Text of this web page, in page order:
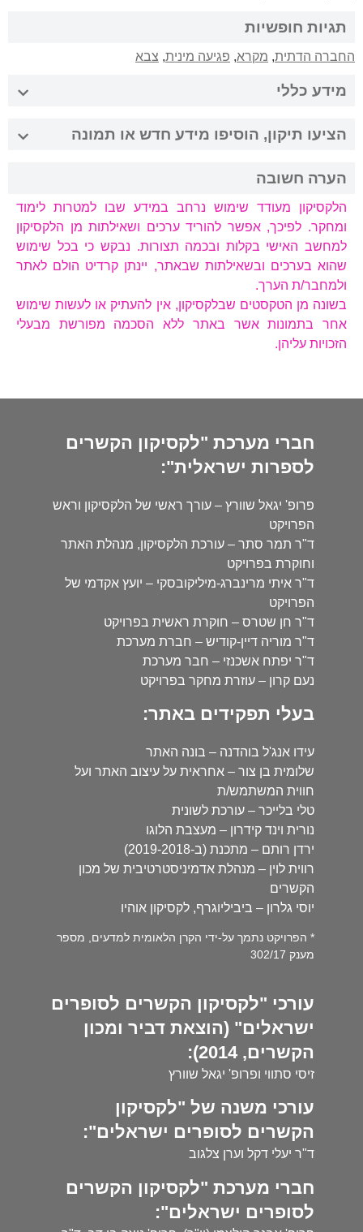
תגיות חופשיות
החברה הדתית, מקרא, פגיעה מינית, צבא
מידע כללי
הציעו תיקון, הוסיפו מידע חדש או תמונה
הערה חשובה
הלקסיקון מעודד שימוש נרחב במידע שבו למטרות לימוד
ומחקר. לפיכך, אפשר להוריד ערכים ושאילתות מן הלקסיקון
למחשב האישי בקלות ובכמה תצורות. נבקש כי בכל שימוש
שהוא בערכים ובשאילתות שבאתר, יינתן קרדיט הולם לאתר
ולמחבר/ת הערך.
בשונה מן הטקסטים שבלקסיקון, אין להעתיק או לעשות שימוש
אחר בתמונות אשר באתר ללא הסכמה מפורשת מבעלי
הזכויות עליהן.
חברי מערכת "לקסיקון הקשרים
לספרות ישראלית":
פרופ' יגאל שוורץ – עורך ראשי של הלקסיקון וראש
הפרויקט
ד"ר תמר סתר – עורכת הלקסיקון, מנהלת האתר
וחוקרת בפרויקט
ד"ר איתי מרינברג-מיליקובסקי – יועץ אקדמי של
הפרויקט
ד"ר חן שטרס – חוקרת ראשית בפרויקט
ד"ר מוריה דיין-קודיש – חברת מערכת
ד"ר יפתח אשכנזי – חבר מערכת
נעם קרון – עוזרת מחקר בפרויקט
בעלי תפקידים באתר:
עידו אנג'ל בוהדנה – בונה האתר
שלומית בן צור – אחראית על עיצוב האתר ועל
חווית המשתמש/ת
טלי בלייכר – עורכת לשונית
נורית וינד קידרון – מעצבת הלוגו
ירדן רותם – מתכנת (ב-2019-2018)
רווית לוין – מנהלת אדמיניסטרטיבית של מכון
הקשרים
יוסי גלרון – ביביליוגרף, לקסיקון אוהיו
* הפרויקט נתמך על-ידי הקרן הלאומית למדעים, מספר
מענק 302/17
עורכי "לקסיקון הקשרים לסופרים
ישראלים" (הוצאת דביר ומכון
הקשרים, 2014):
זיסי סתווי ופרופ' יגאל שוורץ
עורכי משנה של "לקסיקון
הקשרים לסופרים ישראלים":
ד"ר יעלי דקל וערן צלגוב
חברי מערכת "לקסיקון הקשרים
לסופרים ישראלים":